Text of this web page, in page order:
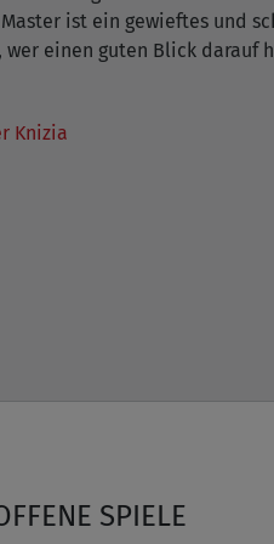
ist ein gewieftes und
einen guten Blick darauf
Knizia
SPIELE